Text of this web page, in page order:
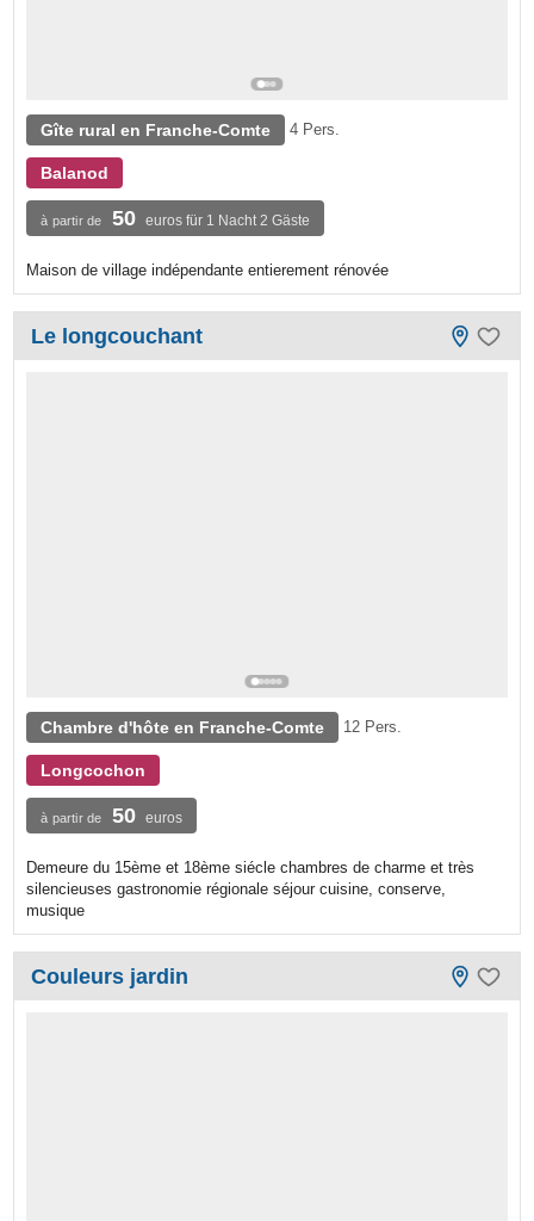
Gîte rural en Franche-Comte 4 Pers.
Balanod
à partir de 50 euros für 1 Nacht 2 Gäste
Maison de village indépendante entierement rénovée
Le longcouchant
Chambre d'hôte en Franche-Comte 12 Pers.
Longcochon
à partir de 50 euros
Demeure du 15ème et 18ème siécle chambres de charme et très
silencieuses gastronomie régionale séjour cuisine, conserve,
musique
Couleurs jardin